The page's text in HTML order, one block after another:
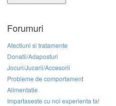
Forumuri
Afectiuni si tratamente
Donatii/Adaposturi
Jocuri/Jucarii/Accesorii
Probleme de comportament
Alimentatie
Impartaseste cu noi experienta ta!